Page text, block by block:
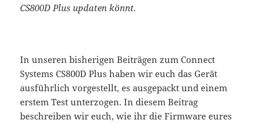
CS800D Plus updaten könnt.
In unseren bisherigen Beiträgen zum Connect
Systems CS800D Plus haben wir euch das Gerät
ausführlich vorgestellt, es ausgepackt und einem
erstem Test unterzogen. In diesem Beitrag
beschreiben wir euch, wie ihr die Firmware eures